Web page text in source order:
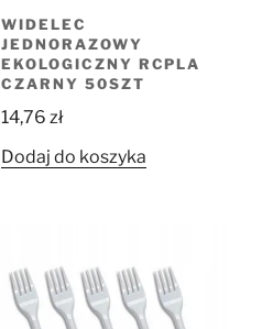
WIDELEC
JEDNORAZOWY
EKOLOGICZNY RCPLA
CZARNY 50SZT
14,76zł
Dodaj do koszyka